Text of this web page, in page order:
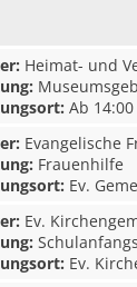
Heimat- und
Ab
Evangelische
Frauenhilfe
Ev.
Ev.
Ev.